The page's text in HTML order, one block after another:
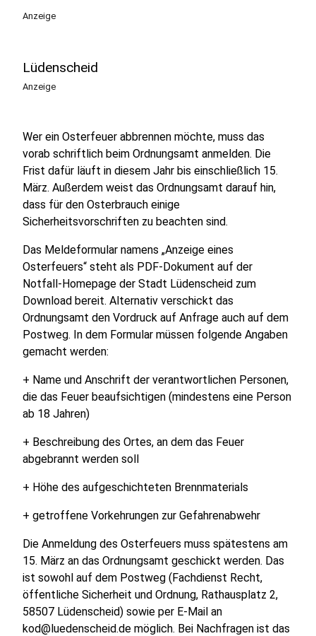
Anzeige
Lüdenscheid
Anzeige
Wer ein Osterfeuer abbrennen möchte, muss das
vorab schriftlich beim Ordnungsamt anmelden. Die
Frist dafür läuft in diesem Jahr bis einschließlich 15.
März. Außerdem weist das Ordnungsamt darauf hin,
dass für den Osterbrauch einige
Sicherheitsvorschriften zu beachten sind.
Das Meldeformular namens „Anzeige eines
Osterfeuers“ steht als PDF-Dokument auf der
Notfall-Homepage der Stadt Lüdenscheid zum
Download bereit. Alternativ verschickt das
Ordnungsamt den Vordruck auf Anfrage auch auf dem
Postweg. In dem Formular müssen folgende Angaben
gemacht werden:
+ Name und Anschrift der verantwortlichen Personen,
die das Feuer beaufsichtigen (mindestens eine Person
ab 18 Jahren)
+ Beschreibung des Ortes, an dem das Feuer
abgebrannt werden soll
+ Höhe des aufgeschichteten Brennmaterials
+ getroffene Vorkehrungen zur Gefahrenabwehr
Die Anmeldung des Osterfeuers muss spätestens am
15. März an das Ordnungsamt geschickt werden. Das
ist sowohl auf dem Postweg (Fachdienst Recht,
öffentliche Sicherheit und Ordnung, Rathausplatz 2,
58507 Lüdenscheid) sowie per E-Mail an
kod@luedenscheid.de möglich. Bei Nachfragen ist das